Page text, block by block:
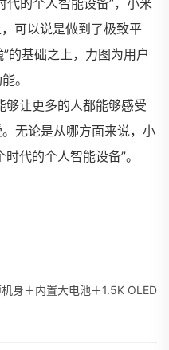
可以说是做到了极致平
的基础之上，力图为用户
。
让更多的人都能够感受
无论是从哪方面来说，小
代的个人智能设备”。
身＋内置大电池＋1.5K OLED